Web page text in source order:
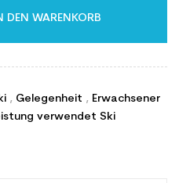
DEN WARENKORB
, Gelegenheit , Erwachsener
verwendet Ski